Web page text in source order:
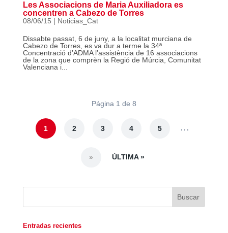
Les Associacions de Maria Auxiliadora es
concentren a Cabezo de Torres
08/06/15 | Noticias_Cat
Dissabte passat, 6 de juny, a la localitat murciana de
Cabezo de Torres, es va dur a terme la 34ª
Concentració d’ADMA l’assistència de 16 associacions
de la zona que comprèn la Regió de Múrcia, Comunitat
Valenciana i...
Página 1 de 8
1 2 3 4 5 ...
» ÚLTIMA »
Entradas recientes